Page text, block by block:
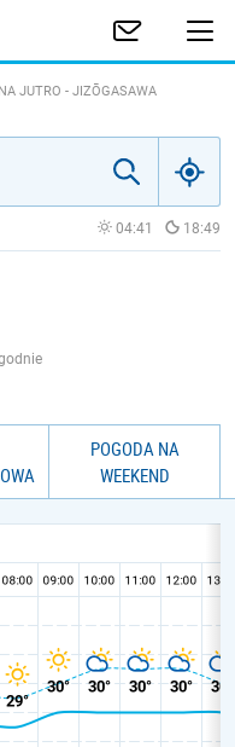
JUTRO - JIZŌGASAWA
04:41 18:49
POGODA NA
WEEKEND